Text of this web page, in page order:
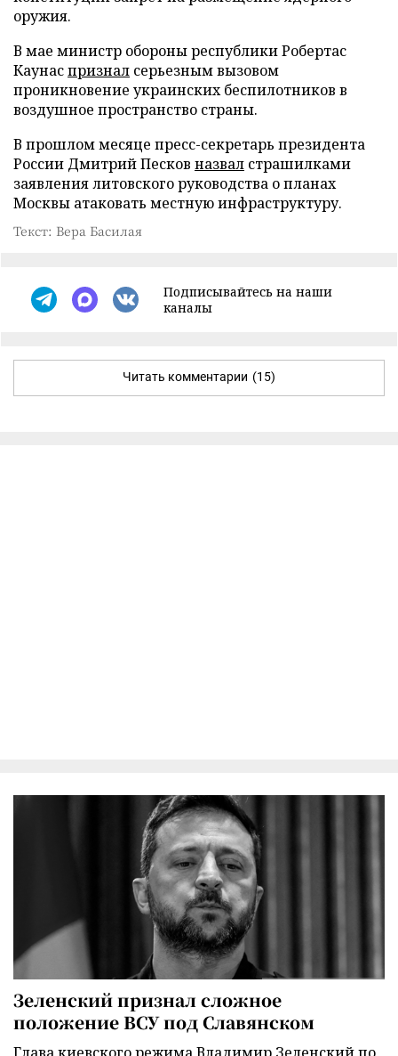
оружия.
В мае министр обороны республики Робертас
Каунаспризнал серьезным вызовом
проникновение украинских беспилотников в
воздушное пространство страны.
В прошлом месяце пресс-секретарь президента
России Дмитрий Песков назвал страшилками
заявления литовского руководства о планах
Москвы атаковать местную инфраструктуру.
Текст: Вера Басилая
Подписывайтесь на наши
каналы
Читать комментарии (15)
Зеленский признал сложное
положение ВСУ под Славянском